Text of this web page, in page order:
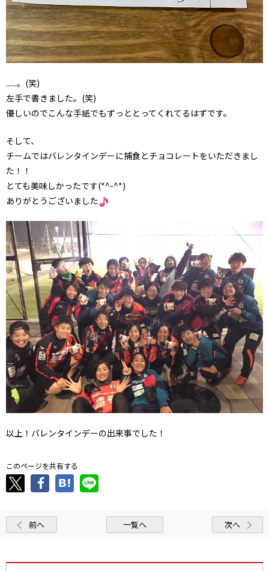
......。(笑)
左手で書きました。(笑)
優しいのでこんな手紙でもずっととってくれてるはずです。
そして、
チームではバレンタインデーに捕食とチョコレートをいただきまし
た！！
とても美味しかったです(*^-^*)
ありがとうございました
以上！バレンタインデーの出来事でした！
このページを共有する
前へ 一覧へ 次へ